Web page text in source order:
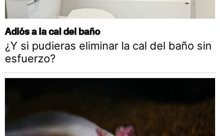
Adiós a la cal del baño
¿Y si pudieras eliminar la cal del baño sin
esfuerzo?